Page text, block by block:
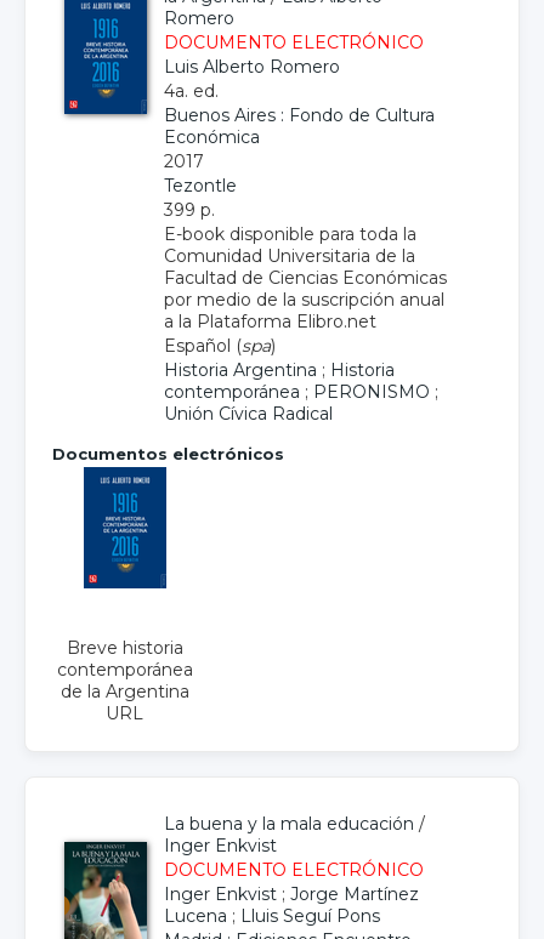
Romero
DOCUMENTO ELECTRÓNICO
Luis Alberto Romero
4a. ed.
Buenos Aires : Fondo de Cultura
Económica
2017
Tezontle
399 p.
E-book disponible para toda la
Comunidad Universitaria de la
Facultad de Ciencias Económicas
por medio de la suscripción anual
a la Plataforma Elibro.net
Español (spa)
Historia Argentina ; Historia
contemporánea ; PERONISMO ;
Unión Cívica Radical
Documentos electrónicos
Breve historia
contemporánea
de la Argentina
URL
La buena y la mala educación /
Inger Enkvist
DOCUMENTO ELECTRÓNICO
Inger Enkvist ; Jorge Martínez
Lucena ; Lluis Seguí Pons